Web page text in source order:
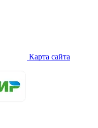
Карта сайта